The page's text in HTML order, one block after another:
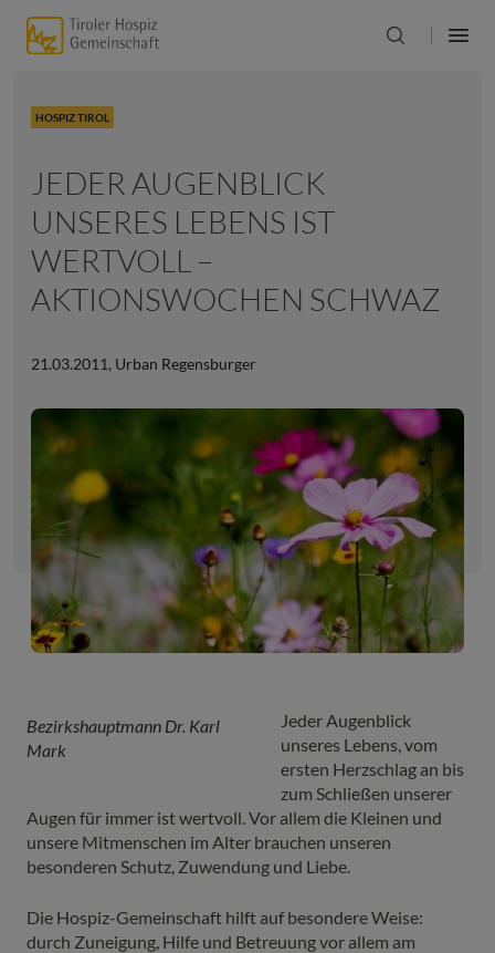
HOSPIZ TIROL
JEDER AUGENBLICK
UNSERES LEBENS IST
WERTVOLL –
AKTIONSWOCHEN SCHWAZ
21.03.2011, Urban Regensburger
Bezirkshauptmann Dr. Karl
Mark
Jeder Augenblick
unseres Lebens, vom
ersten Herzschlag an bis
zum Schließen unserer
Augen für immer ist wertvoll. Vor allem die Kleinen und
unsere Mitmenschen im Alter brauchen unseren
besonderen Schutz, Zuwendung und Liebe.
Die Hospiz-Gemeinschaft hilft auf besondere Weise:
durch Zuneigung, Hilfe und Betreuung vor allem am